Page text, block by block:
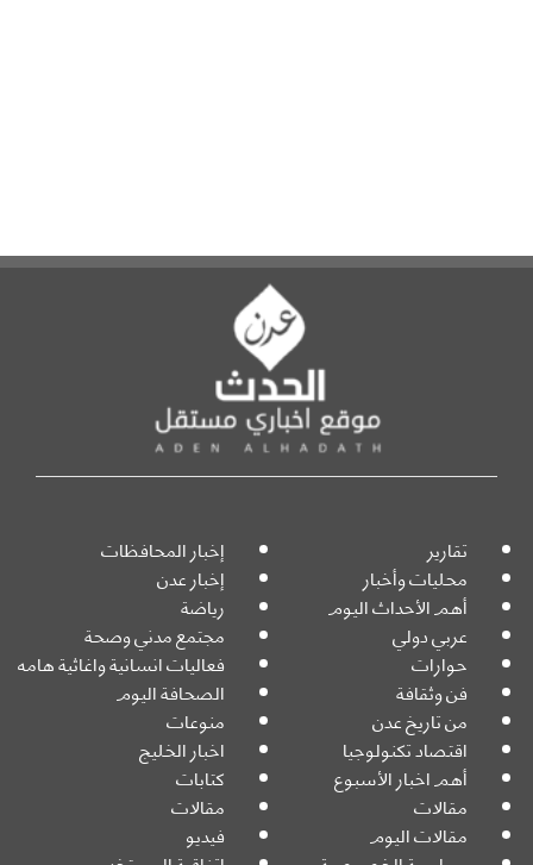
تقارير إخبار المحافظات
محليات وأخبار إخبار عدن
أهم الأحداث اليوم رياضة
عربي دولي مجتمع مدني وصحة
حوارات فعاليات انسانية واغاثية هامه
فن وثقافة الصحافة اليوم
من تاريخ عدن منوعات
اقتصاد تكنولوجيا اخبار الخليج
أهم اخبار الأسبوع كتابات
مقالات مقالات
مقالات اليوم فيديو